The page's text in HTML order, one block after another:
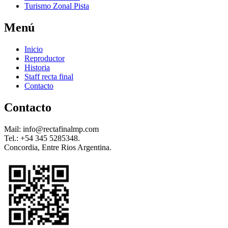
Turismo Zonal Pista
Menú
Inicio
Reproductor
Historia
Staff recta final
Contacto
Contacto
Mail: info@rectafinalmp.com
Tel.: +54 345 5285348.
Concordia, Entre Rios Argentina.